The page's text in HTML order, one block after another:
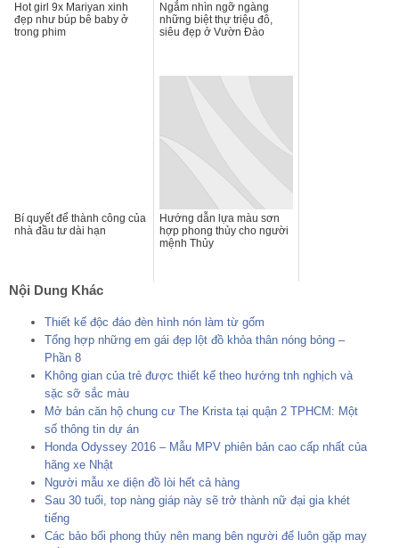
Hot girl 9x Mariyan xinh
đẹp như búp bê baby ở
trong phim
Ngắm nhìn ngỡ ngàng
những biệt thự triệu đô,
siêu đẹp ở Vườn Đào
Bí quyết để thành công của
nhà đầu tư dài hạn
Hướng dẫn lựa màu sơn
hợp phong thủy cho người
mệnh Thủy
Nội Dung Khác
Thiết kế độc đáo đèn hình nón làm từ gốm
Tổng hợp những em gái đẹp lột đồ khỏa thân nóng bỏng –
Phần 8
Không gian của trẻ được thiết kế theo hướng tnh nghịch và
sặc sỡ sắc màu
Mở bán căn hộ chung cư The Krista tại quận 2 TPHCM: Một
số thông tin dự án
Honda Odyssey 2016 – Mẫu MPV phiên bản cao cấp nhất của
hãng xe Nhật
Người mẫu xe diện đồ lòi hết cả hàng
Sau 30 tuổi, top nàng giáp này sẽ trở thành nữ đại gia khét
tiếng
Các bảo bối phong thủy nên mang bên người để luôn gặp may